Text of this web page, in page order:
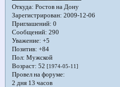
Откуда: Ростов на Дону
Зарегистрирован: 2009-12-06
Приглашений: 0
Сообщений: 290
Уважение: +5
Позитив: +84
Пол: Мужской
Возраст: 52 [1974-05-11]
Провел на форуме:
2 дня 13 часов